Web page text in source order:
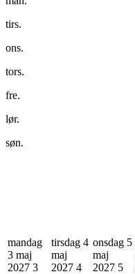
tirs.
ons.
tors.
fre.
lør.
søn.
mandag
3 maj
2027 3
tirsdag 4
maj
2027 4
onsdag 5
maj
2027 5